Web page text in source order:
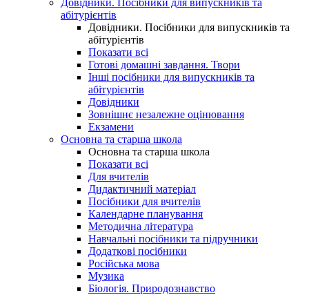
Довідники. Посібники для випускників та
абітурієнтів
Довідники. Посібники для випускників та
абітурієнтів
Показати всі
Готові домашні завдання. Твори
Інші посібники для випускників та
абітурієнтів
Довідники
Зовнішнє незалежне оцінювання
Екзамени
Основна та старша школа
Основна та старша школа
Показати всі
Для вчителів
Дидактичний матеріал
Посібники для вчителів
Календарне планування
Методична література
Навчальні посібники та підручники
Додаткові посібники
Російська мова
Музика
Біологія. Природознавство